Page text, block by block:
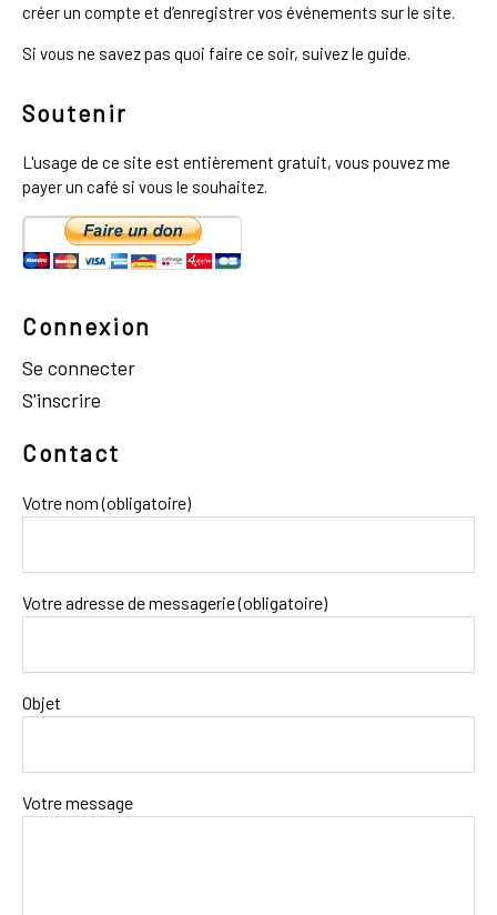
créer un compte et d’enregistrer vos événements sur le site.
Si vous ne savez pas quoi faire ce soir, suivez le guide.
Soutenir
L'usage de ce site est entièrement gratuit, vous pouvez me
payer un café si vous le souhaitez.
Connexion
Se connecter
S'inscrire
Contact
Votre nom (obligatoire)
Votre adresse de messagerie (obligatoire)
Objet
Votre message